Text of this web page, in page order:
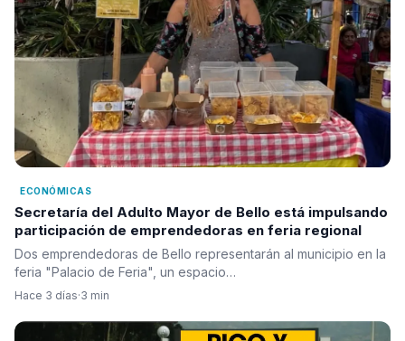
ECONÓMICAS
Secretaría del Adulto Mayor de Bello está impulsando
participación de emprendedoras en feria regional
Dos emprendedoras de Bello representarán al municipio en la
feria "Palacio de Feria", un espacio…
Hace 3 días·3 min